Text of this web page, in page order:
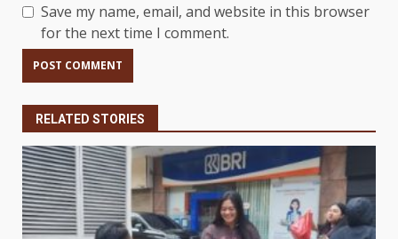
Save my name, email, and website in this browser
for the next time I comment.
RELATED STORIES